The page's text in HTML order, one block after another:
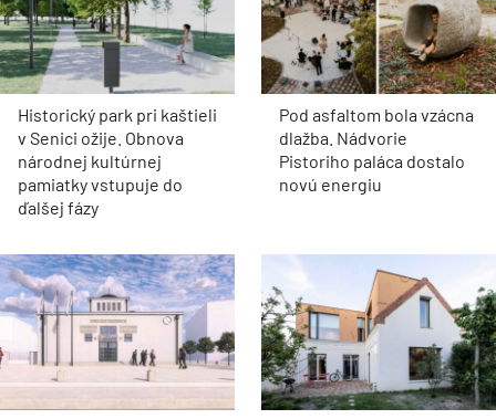
Historický park pri kaštieli
v Senici ožije. Obnova
národnej kultúrnej
pamiatky vstupuje do
ďalšej fázy
Pod asfaltom bola vzácna
dlažba. Nádvorie
Pistoriho paláca dostalo
novú energiu